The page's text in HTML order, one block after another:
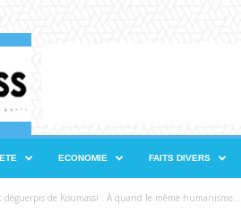
ECONOMIE FAITS DIVERS
de Koumassi : À quand le même humanisme...